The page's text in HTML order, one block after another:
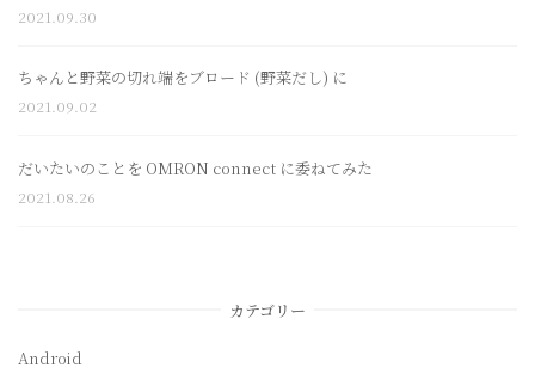
2021.09.30
ちゃんと野菜の切れ端をブロード (野菜だし) に
2021.09.02
だいたいのことを OMRON connect に委ねてみた
2021.08.26
カテゴリー
Android